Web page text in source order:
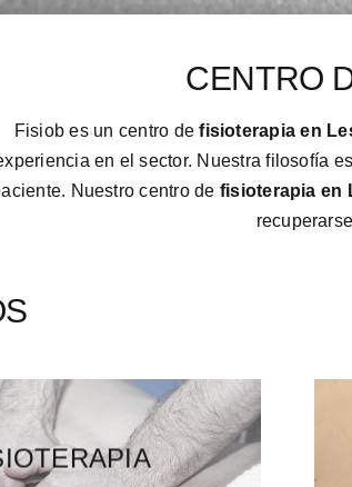
CENTRO
Fisiob es un centro defisioterapia en
en el sector. Nuestra filosofía
Nuestro centro de fisioterapia en